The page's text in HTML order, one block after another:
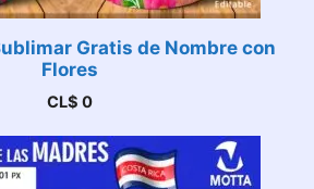
Gratis de Nombre con
Flores
CL$ 0